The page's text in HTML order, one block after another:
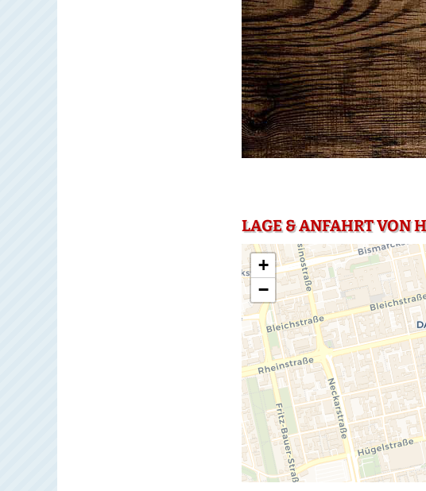
LAGE & ANFAHRT VON
+
−